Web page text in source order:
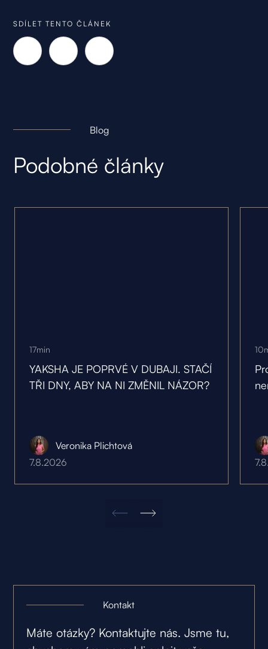
SDÍLET TENTO ČLÁNEK
Blog
Podobné články
17min
YAKSHA JE POPRVÉ V DUBAJI. STAČÍ
TŘI DNY, ABY NA NI ZMĚNIL NÁZOR?
Veronika Plichtová
7.8.2026
10
Kontakt
Máte otázky? Kontaktujte nás. Jsme tu,